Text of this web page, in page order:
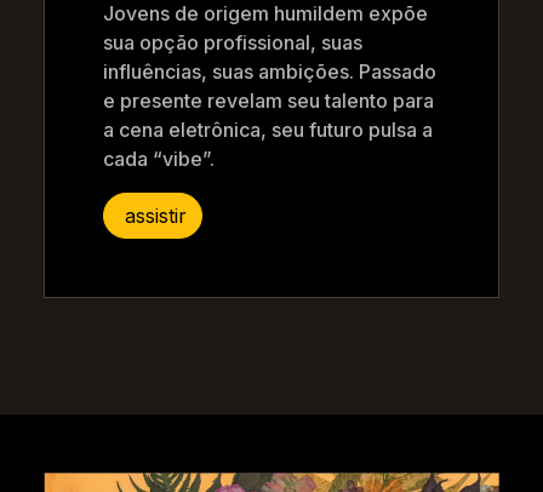
Jovens de origem humildem expõe
sua opção profissional, suas
influências, suas ambições. Passado
e presente revelam seu talento para
a cena eletrônica, seu futuro pulsa a
cada “vibe”.
assistir